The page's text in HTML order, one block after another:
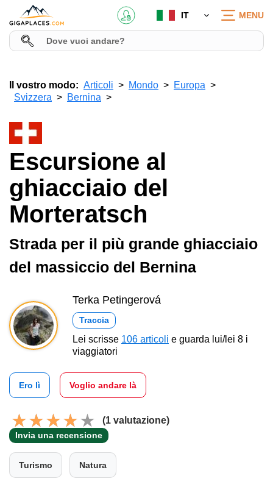
IT MENU
Il vostro modo: Articoli Mondo
Europa
Svizzera
Bernina
Escursione al
ghiacciaio del
Morteratsch
Strada per il più grande ghiacciaio
del massiccio del Bernina
Terka Petingerová
Traccia
Lei scrisse 106 articoli e guarda lui/lei 8 i
viaggiatori
Ero lì Voglio andare là
(1 valutazione)
Invia una recensione
Turismo Natura